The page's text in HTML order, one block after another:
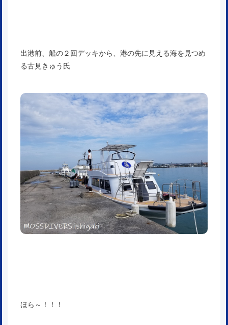
出港前、船の２回デッキから、港の先に見える海を見つめ
る古見きゅう氏
ほら～！！！